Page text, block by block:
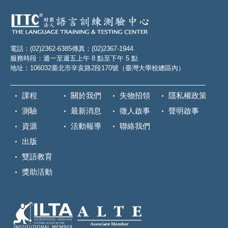
電話：(02)2362-6385傳真：(02)2367-1944
服務時段：週一至週五上午 8 點至下午 5 點
地址：106032臺北市辛亥路2段170號（臺灣大學校總區內）
課程
測驗
資源
出版
雙語教育
獎助活動
關於我們
最新消息
活動報導
失物招領
徵人啟事
聯絡我們
隱私權政策
聲明啟事